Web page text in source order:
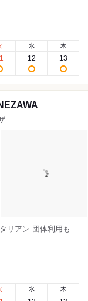
水
12
木
13
リアン 団体利用も
水 木